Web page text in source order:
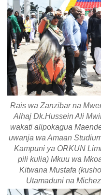
Rais wa Zanzibar na
Alhaj Dk.Hussein Ali
wakati alipokagua
uwanja wa Amaan
Kampuni ya ORKUN
pili kulia) Mkuu wa
Kitwana Mustafa
Utamaduni na